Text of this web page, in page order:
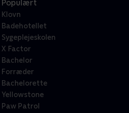
Populært
Klovn
Badehotellet
Sygeplejeskolen
X Factor
Bachelor
Forræder
Bachelorette
Yellowstone
Paw Patrol